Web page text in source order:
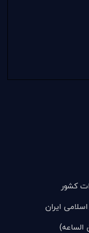
کشور
ایران